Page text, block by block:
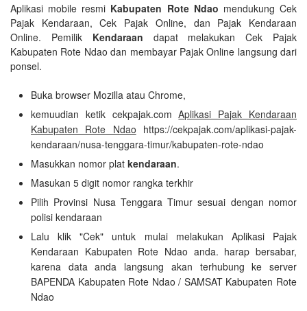
Aplikasi mobile resmi Kabupaten Rote Ndao mendukung Cek
Pajak Kendaraan, Cek Pajak Online, dan Pajak Kendaraan
Online. Pemilik Kendaraan dapat melakukan Cek Pajak
Kabupaten Rote Ndao dan membayar Pajak Online langsung dari
ponsel.
Buka browser Mozilla atau Chrome,
kemuudian ketik cekpajak.comAplikasi Pajak Kendaraan
Kabupaten Rote Ndao https://cekpajak.com/aplikasi-pajak-
kendaraan/nusa-tenggara-timur/kabupaten-rote-ndao
Masukkan nomor plat kendaraan.
Masukan 5 digit nomor rangka terkhir
Pilih Provinsi Nusa Tenggara Timur sesuai dengan nomor
polisi kendaraan
Lalu klik "Cek" untuk mulai melakukan Aplikasi Pajak
Kendaraan Kabupaten Rote Ndao anda. harap bersabar,
karena data anda langsung akan terhubung ke server
BAPENDA Kabupaten Rote Ndao / SAMSAT Kabupaten Rote
Ndao